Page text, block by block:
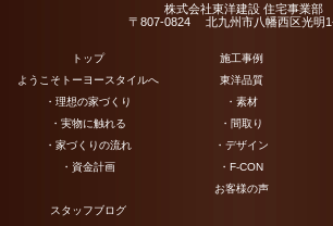
株式会社東洋建設 住宅事業部
〒807-0824 北九州市八幡西区光明
トップ
ようこそトーヨースタイルへ
・理想の家づくり
・実物に触れる
・家づくりの流れ
・資金計画
施工事例
東洋品質
・素材
・間取り
・デザイン
・F-CON
お客様の声
スタッフブログ